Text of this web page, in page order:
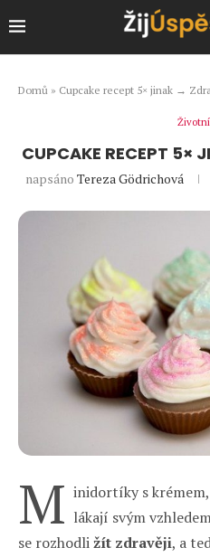
Domů » Cupcake recept 5× jinak →
CUPCAKE RECEPT 5×
napsáno Tereza Gödrichová
M inidortíky s
lákají svým
se rozhodližít zdravěji, a